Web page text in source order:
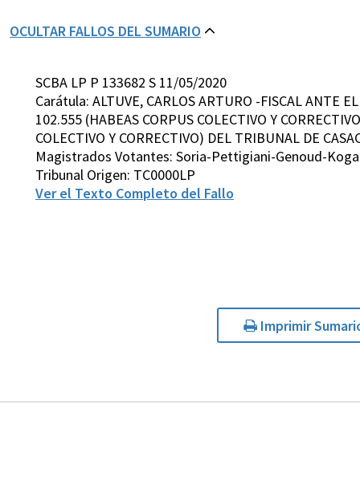
OCULTAR FALLOS DEL SUMARIO
SCBA LP P 133682 S 11/05/2020
Carátula: ALTUVE, CARLOS ARTURO -FISCAL ANTE
102.555 (HABEAS CORPUS COLECTIVO Y
COLECTIVO Y CORRECTIVO) DEL TRIBUNAL DE
Magistrados Votantes: Soria-Pettigiani-Genoud-
Tribunal Origen: TC0000LP
Ver el Texto Completo del Fallo
Imprimir